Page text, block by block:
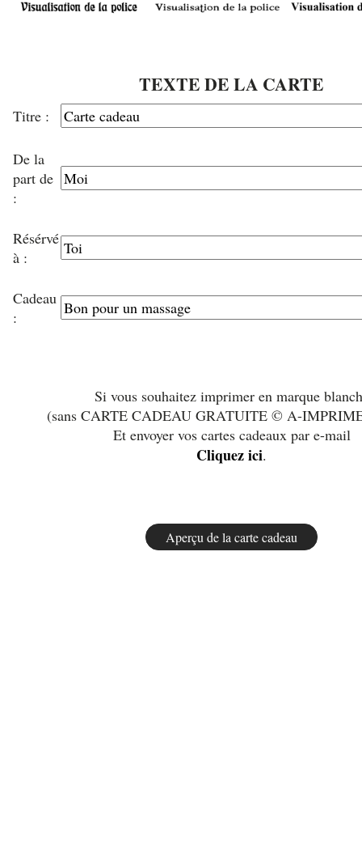
TEXTE DE LA CARTE
Titre :
De la
part de
:
Résérvé
à :
Cadeau
:
Si vous souhaitez imprimer en marque
(sans CARTE CADEAU GRATUITE © A-
Et envoyer vos cartes cadeaux par e-mail
Cliquez ici.